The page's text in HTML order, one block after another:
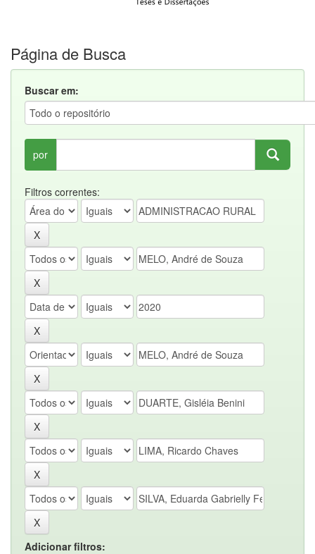
Página de Busca
Buscar em:
por
Filtros correntes:
Adicionar filtros: